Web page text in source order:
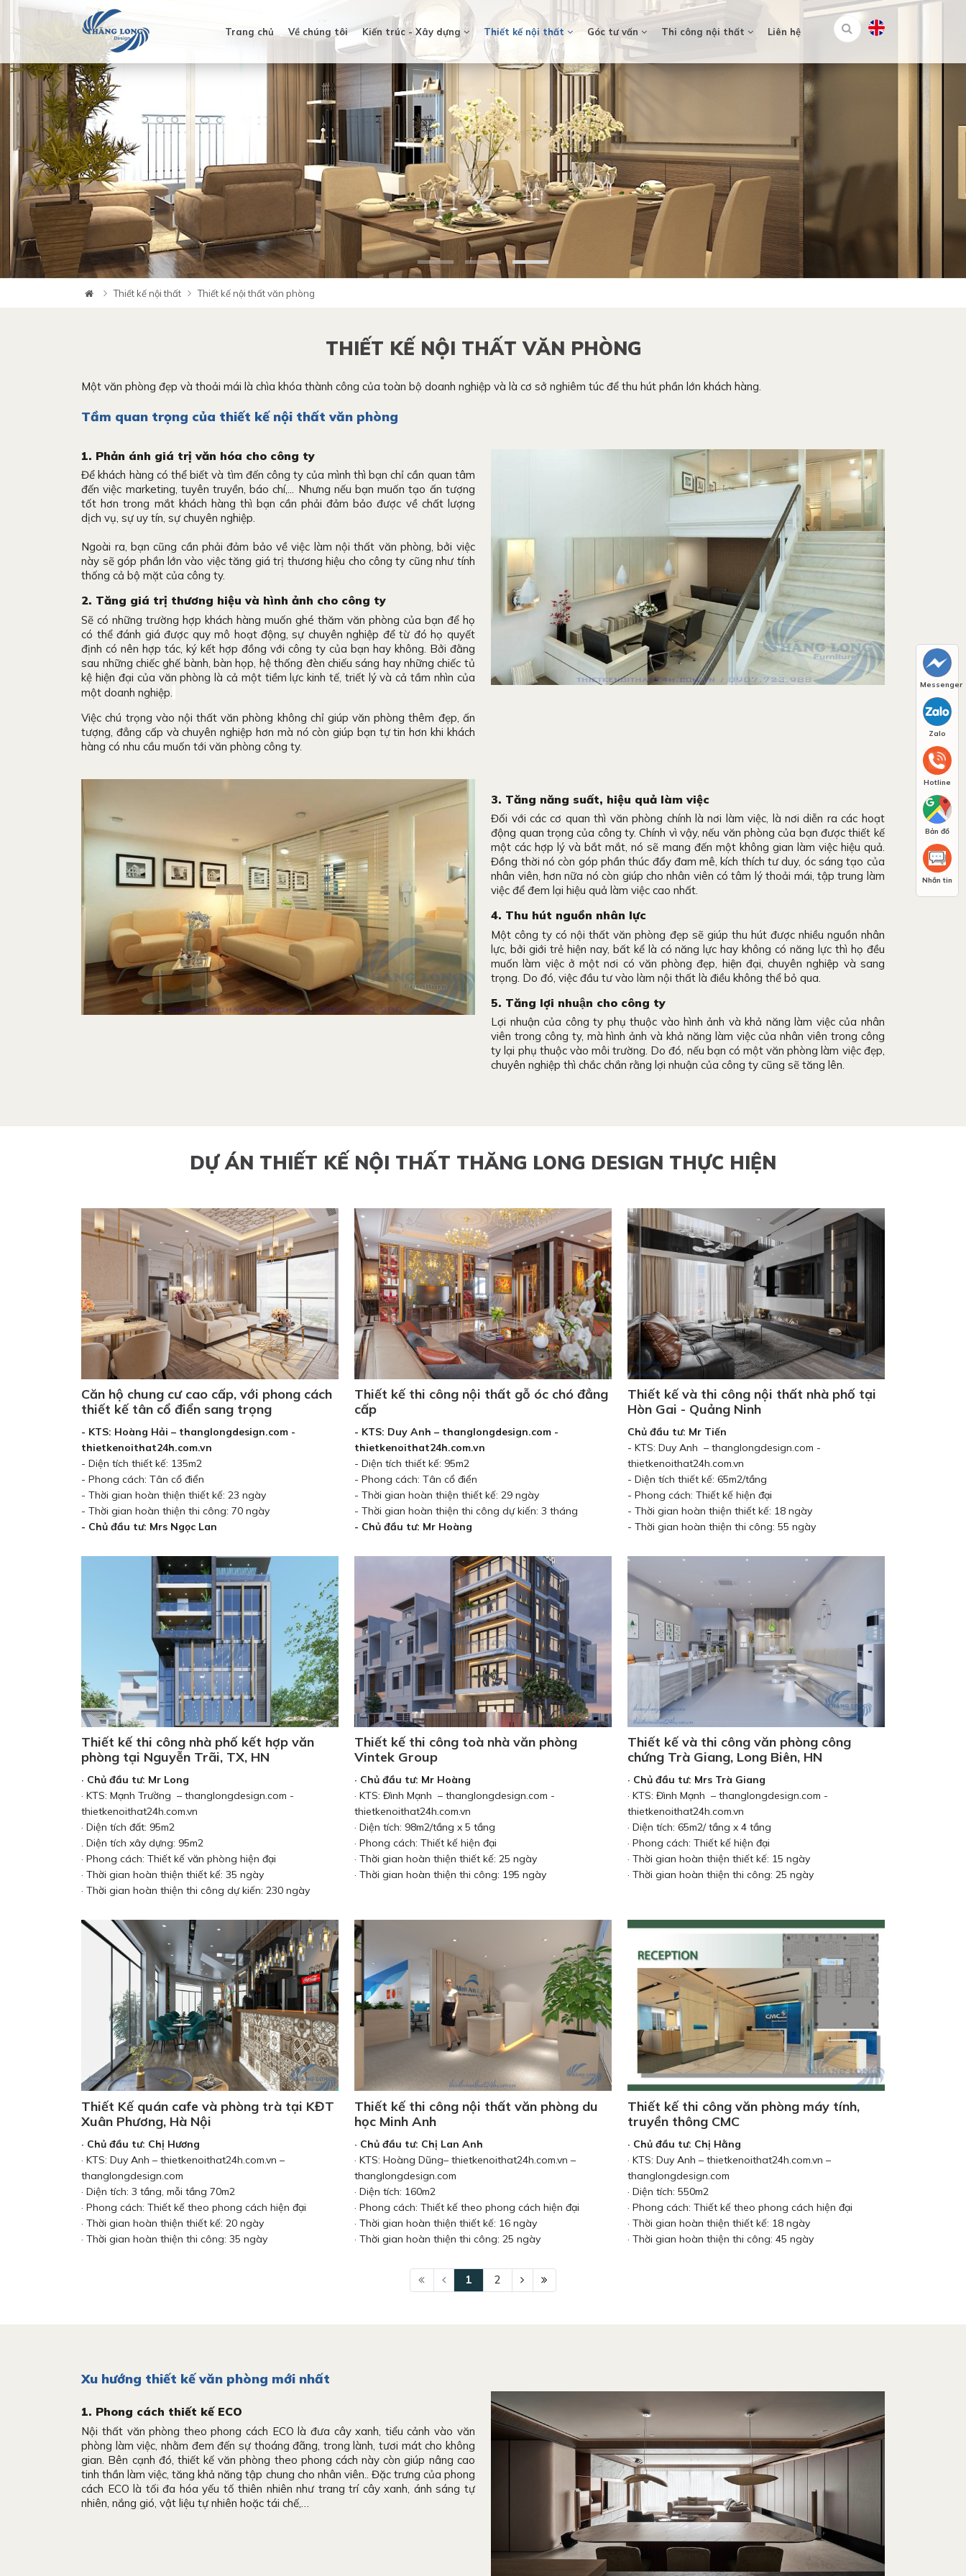
Trang chủ Về chúng tôi Kiến trúc - Xây dựng Thiết kế nội thất Góc tư vấn Thi công nội thất Liên hệ
Loading...
Thiết kế nội thất Thiết kế nội thất văn phòng
THIẾT KẾ NỘI THẤT VĂN PHÒNG
Một văn phòng đẹp và thoải mái là chìa khóa thành công của toàn bộ doanh nghiệp và là cơ sở nghiêm túc để thu hút phần lớn khách hàng.
Tầm quan trọng của thiết kế nội thất văn phòng
1. Phản ánh giá trị văn hóa cho công ty
Để khách hàng có thể biết và tìm đến công ty của mình thì bạn chỉ cần quan tâm
đến việc marketing, tuyên truyền, báo chí,... Nhưng nếu bạn muốn tạo ấn tượng
tốt hơn trong mắt khách hàng thì bạn cần phải đảm bảo được về chất lượng
dịch vụ, sự uy tín, sự chuyên nghiệp.
Ngoài ra, bạn cũng cần phải đảm bảo về việc làm nội thất văn phòng, bởi việc
này sẽ góp phần lớn vào việc tăng giá trị thương hiệu cho công ty cũng như tính
thống cả bộ mặt của công ty.
2. Tăng giá trị thương hiệu và hình ảnh cho công ty
Sẽ có những trường hợp khách hàng muốn ghé thăm văn phòng của bạn để họ
có thể đánh giá được quy mô hoạt động, sự chuyên nghiệp để từ đó họ quyết
định có nên hợp tác, ký kết hợp đồng với công ty của bạn hay không. Bởi đằng
sau những chiếc ghế bành, bàn họp, hệ thống đèn chiếu sáng hay những chiếc tủ
kệ hiện đại của văn phòng là cả một tiềm lực kinh tế, triết lý và cả tầm nhìn của
một doanh nghiệp.
Việc chú trọng vào nội thất văn phòng không chỉ giúp văn phòng thêm đẹp, ấn
tượng, đẳng cấp và chuyên nghiệp hơn mà nó còn giúp bạn tự tin hơn khi khách
hàng có nhu cầu muốn tới văn phòng công ty.
3. Tăng năng suất, hiệu quả làm việc
Đối với các cơ quan thì văn phòng chính là nơi làm việc, là nơi diễn ra các hoạt
động quan trọng của công ty. Chính vì vậy, nếu văn phòng của bạn được thiết kế
một các hợp lý và bắt mắt, nó sẽ mang đến một không gian làm việc hiệu quả.
Đồng thời nó còn góp phần thúc đẩy đam mê, kích thích tư duy, óc sáng tạo của
nhân viên, hơn nữa nó còn giúp cho nhân viên có tâm lý thoải mái, tập trung làm
việc để đem lại hiệu quả làm việc cao nhất.
4. Thu hút nguồn nhân lực
Một công ty có nội thất văn phòng đẹp sẽ giúp thu hút được nhiều nguồn nhân
lực, bởi giới trẻ hiện nay, bất kể là có năng lực hay không có năng lực thì họ đều
muốn làm việc ở một nơi có văn phòng đẹp, hiện đại, chuyên nghiệp và sang
trọng. Do đó, việc đầu tư vào làm nội thất là điều không thể bỏ qua.
5. Tăng lợi nhuận cho công ty
Lợi nhuận của công ty phụ thuộc vào hình ảnh và khả năng làm việc của nhân
viên trong công ty, mà hình ảnh và khả năng làm việc của nhân viên trong công
ty lại phụ thuộc vào môi trường. Do đó, nếu bạn có một văn phòng làm việc đẹp,
chuyên nghiệp thì chắc chắn rằng lợi nhuận của công ty cũng sẽ tăng lên.
DỰ ÁN THIẾT KẾ NỘI THẤT THĂNG LONG DESIGN THỰC HIỆN
Căn hộ chung cư cao cấp, với phong cách
thiết kế tân cổ điển sang trọng
- KTS: Hoàng Hải – thanglongdesign.com -
thietkenoithat24h.com.vn
- Diện tích thiết kế: 135m2
- Phong cách: Tân cổ điển
- Thời gian hoàn thiện thiết kế: 23 ngày
- Thời gian hoàn thiện thi công: 70 ngày
- Chủ đầu tư: Mrs Ngọc Lan
Thiết kế thi công nội thất gỗ óc chó đẳng
cấp
- KTS: Duy Anh – thanglongdesign.com -
thietkenoithat24h.com.vn
- Diện tích thiết kế: 95m2
- Phong cách: Tân cổ điển
- Thời gian hoàn thiện thiết kế: 29 ngày
- Thời gian hoàn thiện thi công dự kiến: 3 tháng
- Chủ đầu tư: Mr Hoàng
Thiết kế và thi công nội thất nhà phố tại
Hòn Gai - Quảng Ninh
Chủ đầu tư: Mr Tiến
- KTS: Duy Anh – thanglongdesign.com -
thietkenoithat24h.com.vn
- Diện tích thiết kế: 65m2/tầng
- Phong cách: Thiết kế hiện đại
- Thời gian hoàn thiện thiết kế: 18 ngày
- Thời gian hoàn thiện thi công: 55 ngày
Thiết kế thi công nhà phố kết hợp văn
phòng tại Nguyễn Trãi, TX, HN
· Chủ đầu tư: Mr Long
· KTS: Mạnh Trường – thanglongdesign.com -
thietkenoithat24h.com.vn
· Diện tích đất: 95m2
. Diện tích xây dựng: 95m2
· Phong cách: Thiết kế văn phòng hiện đại
· Thời gian hoàn thiện thiết kế: 35 ngày
· Thời gian hoàn thiện thi công dự kiến: 230 ngày
Thiết kế thi công toà nhà văn phòng
Vintek Group
· Chủ đầu tư: Mr Hoàng
· KTS: Đình Mạnh – thanglongdesign.com -
thietkenoithat24h.com.vn
· Diện tích: 98m2/tầng x 5 tầng
· Phong cách: Thiết kế hiện đại
· Thời gian hoàn thiện thiết kế: 25 ngày
· Thời gian hoàn thiện thi công: 195 ngày
Thiết kế và thi công văn phòng công
chứng Trà Giang, Long Biên, HN
· Chủ đầu tư: Mrs Trà Giang
· KTS: Đình Mạnh – thanglongdesign.com -
thietkenoithat24h.com.vn
· Diện tích: 65m2/ tầng x 4 tầng
· Phong cách: Thiết kế hiện đại
· Thời gian hoàn thiện thiết kế: 15 ngày
· Thời gian hoàn thiện thi công: 25 ngày
Thiết Kế quán cafe và phòng trà tại KĐT
Xuân Phương, Hà Nội
· Chủ đầu tư: Chị Hương
· KTS: Duy Anh – thietkenoithat24h.com.vn –
thanglongdesign.com
· Diện tích: 3 tầng, mỗi tầng 70m2
· Phong cách: Thiết kế theo phong cách hiện đại
· Thời gian hoàn thiện thiết kế: 20 ngày
· Thời gian hoàn thiện thi công: 35 ngày
Thiết kế thi công nội thất văn phòng du
học Minh Anh
· Chủ đầu tư: Chị Lan Anh
· KTS: Hoàng Dũng– thietkenoithat24h.com.vn –
thanglongdesign.com
· Diện tích: 160m2
· Phong cách: Thiết kế theo phong cách hiện đại
· Thời gian hoàn thiện thiết kế: 16 ngày
· Thời gian hoàn thiện thi công: 25 ngày
Thiết kế thi công văn phòng máy tính,
truyền thông CMC
· Chủ đầu tư: Chị Hằng
· KTS: Duy Anh – thietkenoithat24h.com.vn –
thanglongdesign.com
· Diện tích: 550m2
· Phong cách: Thiết kế theo phong cách hiện đại
· Thời gian hoàn thiện thiết kế: 18 ngày
· Thời gian hoàn thiện thi công: 45 ngày
1 2
Xu hướng thiết kế văn phòng mới nhất
1. Phong cách thiết kế ECO
Nội thất văn phòng theo phong cách ECO là đưa cây xanh, tiểu cảnh vào văn
phòng làm việc, nhằm đem đến sự thoáng đãng, trong lành, tươi mát cho không
gian. Bên cạnh đó, thiết kế văn phòng theo phong cách này còn giúp nâng cao
tinh thần làm việc, tăng khả năng tập chung cho nhân viên.. Đặc trưng của phong
cách ECO là tối đa hóa yếu tố thiên nhiên như trang trí cây xanh, ánh sáng tự
nhiên, nắng gió, vật liệu tự nhiên hoặc tái chế,…
Messenger
Zalo
Hotline
Bản đồ
Nhắn tin